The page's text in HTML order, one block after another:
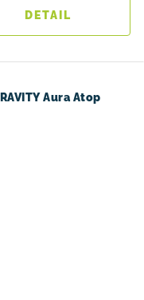
DETAIL
Aura Atop